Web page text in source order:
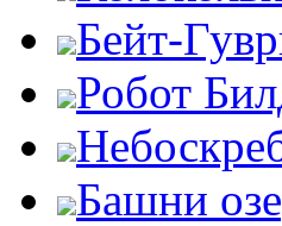
Бейт-
Робот
Башни